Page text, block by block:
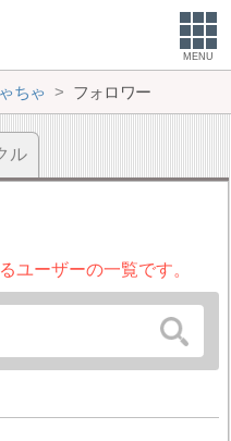
MENU
ちゃ フォロワー
ル
ユーザーの一覧です。